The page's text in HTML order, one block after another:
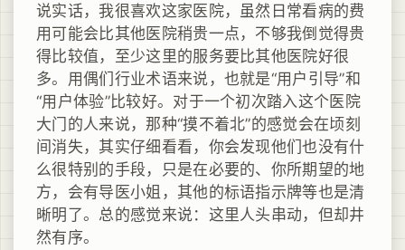
说实话，我很喜欢这家医院，虽然日常看病的费
用可能会比其他医院稍贵一点，不够我倒觉得贵
得比较值，至少这里的服务要比其他医院好很
多。用偶们行业术语来说，也就是“用户引导”和
“用户体验”比较好。对于一个初次踏入这个医院
大门的人来说，那种“摸不着北”的感觉会在顷刻
间消失，其实仔细看看，你会发现他们也没有什
么很特别的手段，只是在必要的、你所期望的地
方，会有导医小姐，其他的标语指示牌等也是清
晰明了。总的感觉来说：这里人头串动，但却井
然有序。